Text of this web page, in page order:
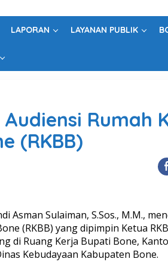
LAPORAN LAYANAN PUBLIK
Rumah
(RKBB)
Asman Sulaiman, S.Sos., M.M.,
(RKBB) yang dipimpin Ketua
di Ruang Kerja Bupati Bone,
Kebudayaan Kabupaten Bone.